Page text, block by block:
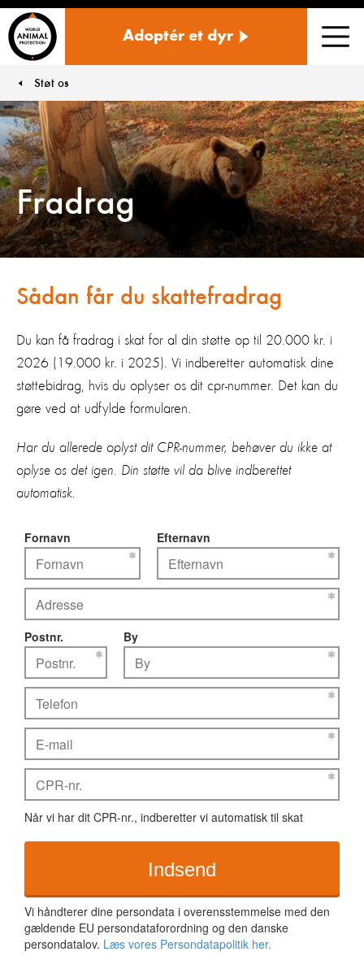
Adoptér et dyr
Støt os
Fradrag
Sådan får du skattefradrag
Du kan få fradrag i skat for al din støtte op til 20.000 kr. i
2026 (19.000 kr. i 2025). Vi indberetter automatisk dine
støttebidrag, hvis du oplyser os dit cpr-nummer. Det kan du
gøre ved at udfylde formularen.
Har du allerede oplyst dit CPR-nummer, behøver du ikke at
oplyse os det igen. Din støtte vil da blive indberettet
automatisk.